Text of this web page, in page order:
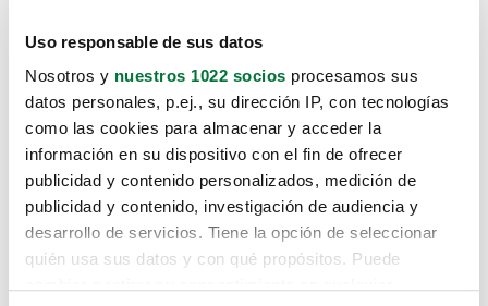
Uso responsable de sus datos
Nosotros y nuestros 1022 socios procesamos sus
datos personales, p.ej., su dirección IP, con tecnologías
como las cookies para almacenar y acceder la
información en su dispositivo con el fin de ofrecer
publicidad y contenido personalizados, medición de
publicidad y contenido, investigación de audiencia y
desarrollo de servicios. Tiene la opción de seleccionar
quién usa sus datos y con qué propósitos. Puede
Lo sentimos, no sabemos como
te hemos traido hasta aquí.
Pero puedes encontrar el coche que estás
buscando en alguno de estos enlaces: